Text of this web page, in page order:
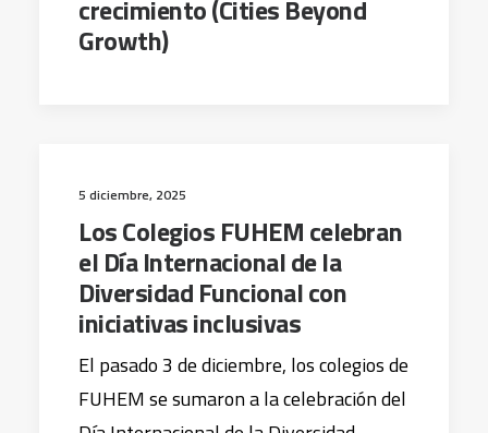
crecimiento (Cities Beyond
Growth)
5 diciembre, 2025
Los Colegios FUHEM celebran
el Día Internacional de la
Diversidad Funcional con
iniciativas inclusivas
El pasado 3 de diciembre, los colegios de
FUHEM se sumaron a la celebración del